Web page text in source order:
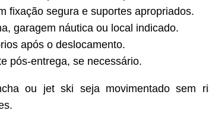
fixação segura e suportes apropriados.
garagem náutica ou local indicado.
após o deslocamento.
pós-entrega, se necessário.
ou jet ski seja movimentado sem